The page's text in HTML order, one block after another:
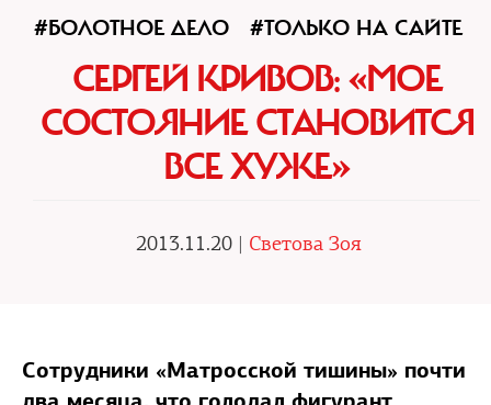
#БОЛОТНОЕ ДЕЛО #ТОЛЬКО НА САЙТЕ
СЕРГЕЙ КРИВОВ: «МОЕ
СОСТОЯНИЕ СТАНОВИТСЯ
ВСЕ ХУЖЕ»
2013.11.20 | Светова Зоя
Сотрудники «Матросской тишины» почти